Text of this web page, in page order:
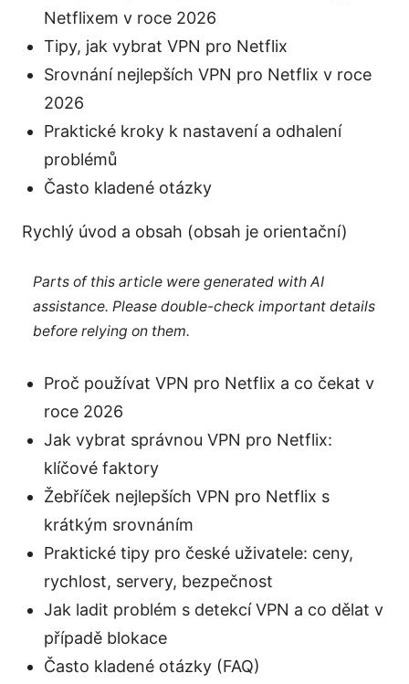
Netflixem v roce 2026
Tipy, jak vybrat VPN pro Netflix
Srovnání nejlepších VPN pro Netflix v roce
2026
Praktické kroky k nastavení a odhalení
problémů
Často kladené otázky
Rychlý úvod a obsah (obsah je orientační)
Parts of this article were generated with AI
assistance. Please double-check important details
before relying on them.
Proč používat VPN pro Netflix a co čekat v
roce 2026
Jak vybrat správnou VPN pro Netflix:
klíčové faktory
Žebříček nejlepších VPN pro Netflix s
krátkým srovnáním
Praktické tipy pro české uživatele: ceny,
rychlost, servery, bezpečnost
Jak ladit problém s detekcí VPN a co dělat v
případě blokace
Často kladené otázky (FAQ)